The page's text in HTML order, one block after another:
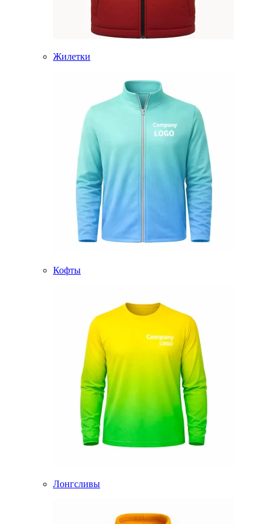
Жилетки
Кофты
Лонгсливы